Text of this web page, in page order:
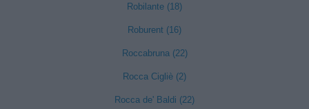
Robilante (18)
Roburent (16)
Roccabruna (22)
Rocca Cigliè (2)
Rocca de' Baldi (22)